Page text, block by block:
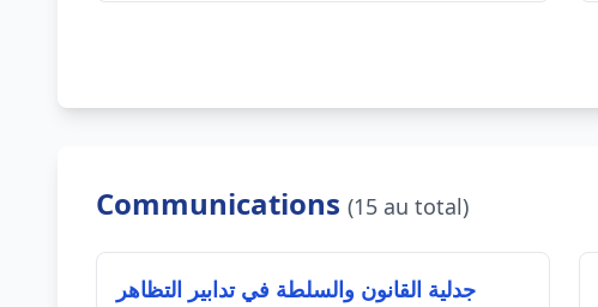
Communications (15 au total)
جدلية القانون والسلطة في تدابير التظاهر